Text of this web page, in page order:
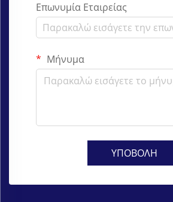
Επωνυμία Εταιρείας
Μήνυμα
ΥΠΟΒΟΛΗ